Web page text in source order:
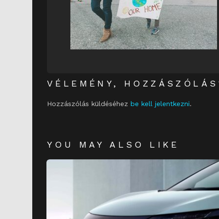
VÉLEMÉNY,
Hozzászólás küldéséhez be kell jelentkezni.
YOU MAY ALSO LIKE